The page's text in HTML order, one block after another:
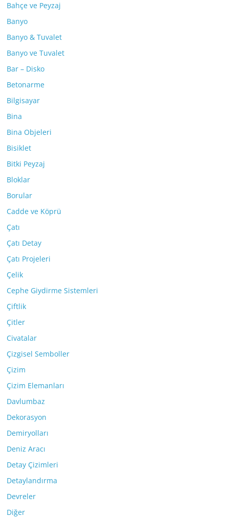
Bahçe ve Peyzaj
Banyo
Banyo & Tuvalet
Banyo ve Tuvalet
Bar – Disko
Betonarme
Bilgisayar
Bina
Bina Objeleri
Bisiklet
Bitki Peyzaj
Bloklar
Borular
Cadde ve Köprü
Çatı
Çatı Detay
Çatı Projeleri
Çelik
Cephe Giydirme Sistemleri
Çiftlik
Çitler
Civatalar
Çizgisel Semboller
Çizim
Çizim Elemanları
Davlumbaz
Dekorasyon
Demiryolları
Deniz Aracı
Detay Çizimleri
Detaylandırma
Devreler
Diğer